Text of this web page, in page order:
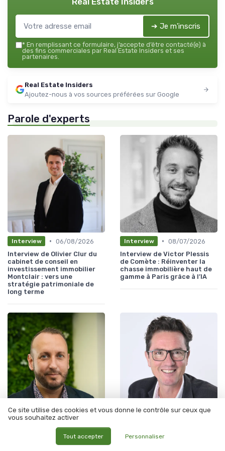
➔ Je m'inscris
* En remplissant ce formulaire, j’accepte d’être contacté(e) à
des fins commerciales par Real Estate Insiders et ses
partenaires.
Real Estate Insiders
Ajoutez-nous à vos sources préférées sur Google
Parole d'experts
Interview • 06/08/2026
Interview de Olivier Clur du
cabinet de conseil en
investissement immobilier
Montclair : vers une
stratégie patrimoniale de
long terme
Interview • 08/07/2026
Interview de Victor Plessis
de Comète : Réinventer la
chasse immobilière haut de
gamme à Paris grâce à l’IA
Interview •
01/07/2026
Interview de Jocelyn Tuccio
de J'OSE L'IMMO : Réinventer
la vente immobilière :
Ykani : réussir le
Ce site utilise des cookies et vous donne le contrôle sur ceux que
vous souhaitez activer
Tout accepter Personnaliser